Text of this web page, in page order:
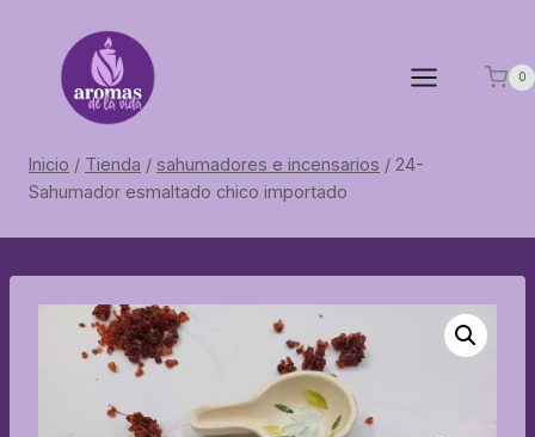
contenido
0
Inicio / Tienda / sahumadores e incensarios / 24-
Sahumador esmaltado chico importado